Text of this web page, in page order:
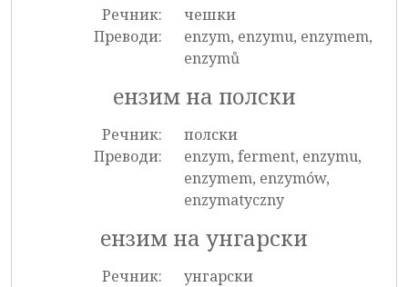
Речник:
чешки
Преводи:
enzym, enzymu, enzymem,
enzymů
ензим на полски
Речник:
полски
Преводи:
enzym, ferment, enzymu,
enzymem, enzymów,
enzymatyczny
ензим на унгарски
Речник:
унгарски